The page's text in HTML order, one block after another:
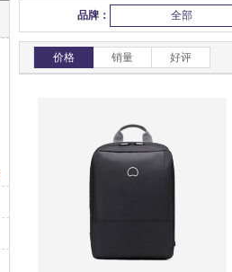
锋味 粽子礼盒
鲜品屋 真真老老
品牌： 全部
价格 销量 好评